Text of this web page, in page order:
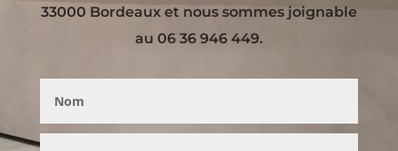
33000 Bordeaux et nous sommes joignable
au 06 36 946 449.